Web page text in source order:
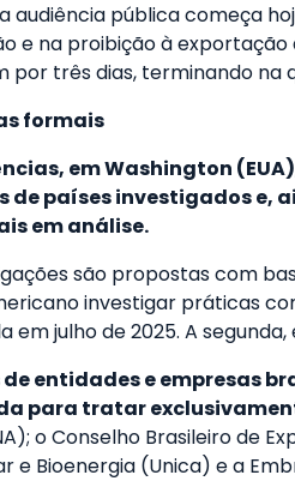
audiência pública começa
e na proibição à
por três dias, terminando na
formais
em Washington
de países investigados e,
em análise.
são propostas com
investigar práticas
em julho de 2025. A
de entidades e empresas
para tratar
o Conselho Brasileiro de
e Bioenergia (Unica) e a